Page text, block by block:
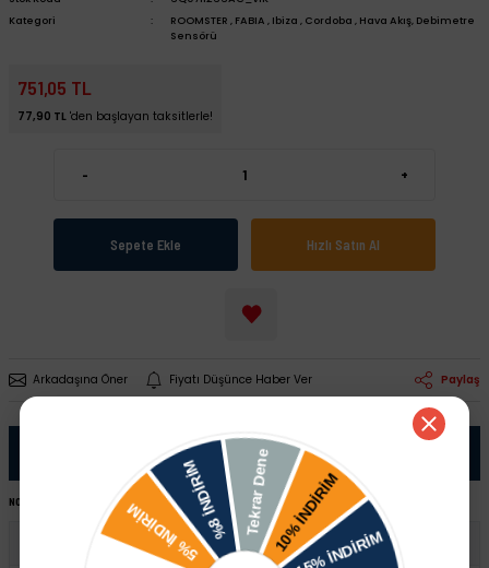
Kategori
ROOMSTER , FABIA , Ibiza , Cordoba , Hava Akış, Debimetre
Sensörü
751,05 TL
77,90 TL 'den başlayan taksitlerle!
- +
Sepete Ekle Hızlı Satın Al
Arkadaşına Öner Fiyatı Düşünce Haber Ver Paylaş
NOT: Ürünü satın almadan önce şase numaranız ile sipariş hattımızdan kontrol ettirmeniz tavsiye edilir.
Skoda